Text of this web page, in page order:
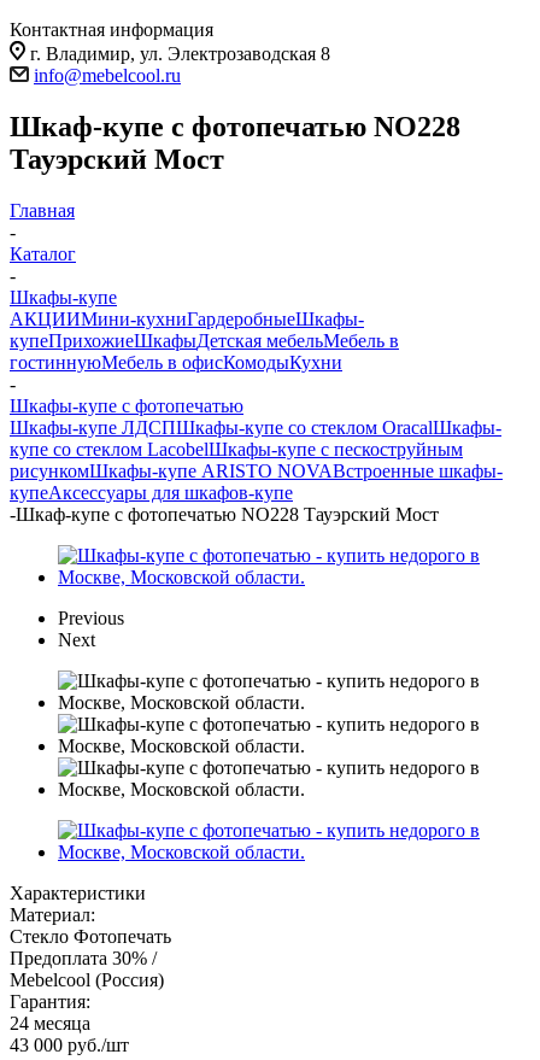
Контактная информация
г. Владимир, ул. Электрозаводская 8
info@mebelcool.ru
Шкаф-купе с фотопечатью NO228
Тауэрский Мост
Главная
-
Каталог
-
Шкафы-купе
АКЦИИМини-кухниГардеробныеШкафы-
купеПрихожиеШкафыДетская мебельМебель в
гостиннуюМебель в офисКомодыКухни
-
Шкафы-купе с фотопечатью
Шкафы-купе ЛДСПШкафы-купе со стеклом OracalШкафы-
купе со стеклом LacobelШкафы-купе с пескоструйным
рисункомШкафы-купе ARISTO NOVAВстроенные шкафы-
купеАксессуары для шкафов-купе
-Шкаф-купе с фотопечатью NO228 Тауэрский Мост
Previous
Next
Характеристики
Материал:
Стекло Фотопечать
Предоплата 30% /
Mebelcool (Россия)
Гарантия:
24 месяца
43 000 руб./шт